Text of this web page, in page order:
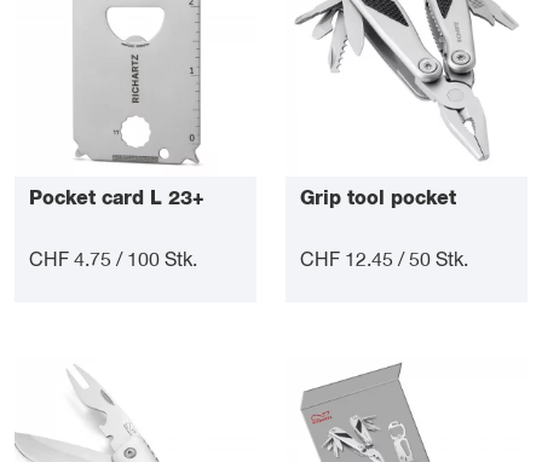
Pocket card L 23+
CHF 4.75 / 100 Stk.
Grip tool pocket
CHF 12.45 / 50 Stk.